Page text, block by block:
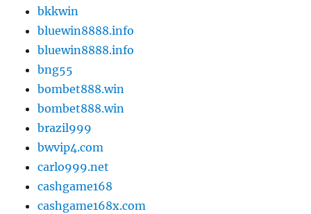
bkkwin
bluewin8888.info
bluewin8888.info
bng55
bombet888.win
bombet888.win
brazil999
bwvip4.com
carlo999.net
cashgame168
cashgame168x.com